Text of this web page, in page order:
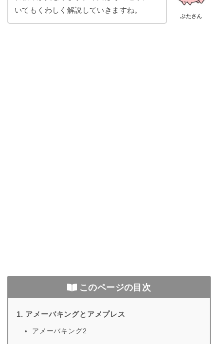
いてもくわしく解説していきますね。
ぶたさん
このページの目次
1. アメーバキングとアメプレス
アメーバキング2